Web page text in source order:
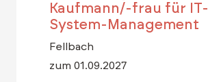
Kaufmann/-frau für IT-
System-Management
Fellbach
zum 01.09.2027